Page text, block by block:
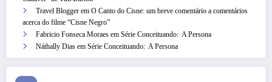
Travel Blogger em O Canto do Cisne: um breve comentário a comentários
acerca do filme “Cisne Negro”
Fabricio Fonseca Moraes em Série Conceituando: A Persona
Náthally Dias em Série Conceituando: A Persona